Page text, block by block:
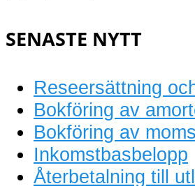
SENASTE NYTT
Reseersättning
Bokföring av
Bokföring av moms
Inkomstbasbelopp
Återbetalning till